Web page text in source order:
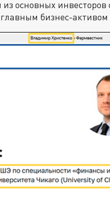
из основных
бизнес-активом